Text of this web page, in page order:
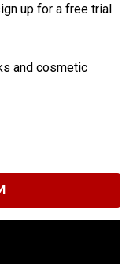
up for a free trial
and cosmetic